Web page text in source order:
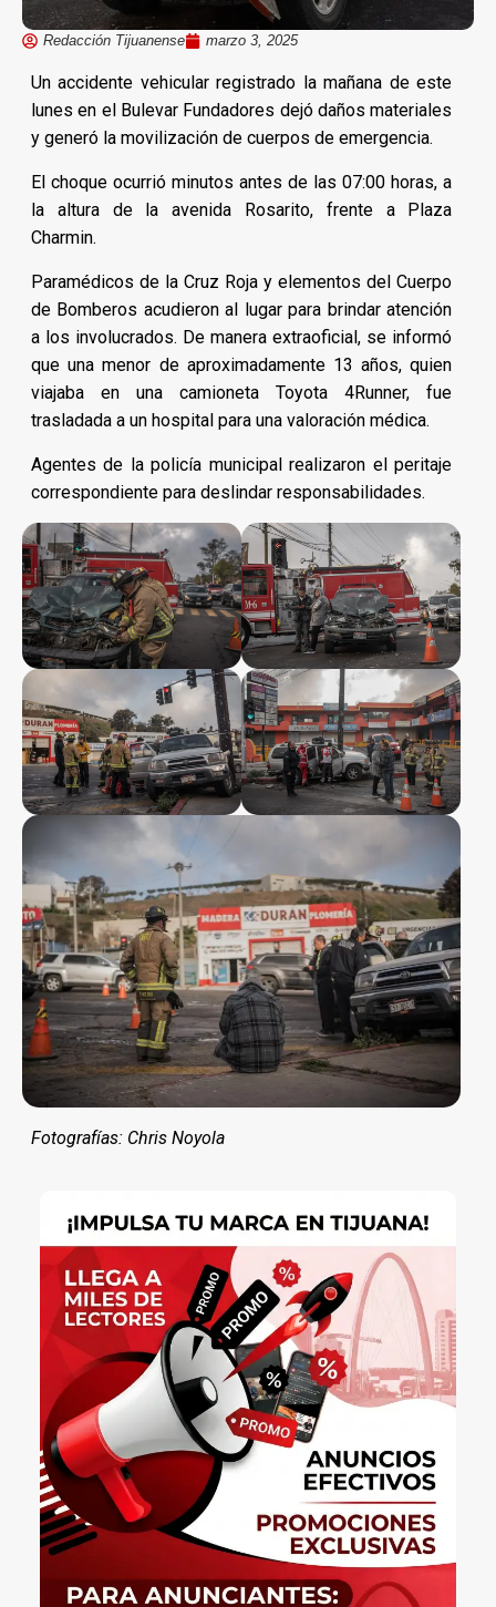
Redacción Tijuanense marzo 3, 2025
Un accidente vehicular registrado la mañana de este
lunes en el Bulevar Fundadores dejó daños materiales
y generó la movilización de cuerpos de emergencia.
El choque ocurrió minutos antes de las 07:00 horas, a
la altura de la avenida Rosarito, frente a Plaza
Charmin.
Paramédicos de la Cruz Roja y elementos del Cuerpo
de Bomberos acudieron al lugar para brindar atención
a los involucrados. De manera extraoficial, se informó
que una menor de aproximadamente 13 años, quien
viajaba en una camioneta Toyota 4Runner, fue
trasladada a un hospital para una valoración médica.
Agentes de la policía municipal realizaron el peritaje
correspondiente para deslindar responsabilidades.
Fotografías: Chris Noyola